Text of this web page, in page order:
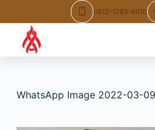
to
content
0812-1265-8010
WhatsApp Image 2022-03-